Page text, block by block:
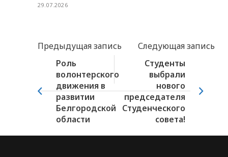
29.07.2026
Предыдущая запись
Следующая запись
Роль
волонтерского
движения в
развитии
Белгородской
области
Студенты
выбрали
нового
председателя
Студенческого
совета!